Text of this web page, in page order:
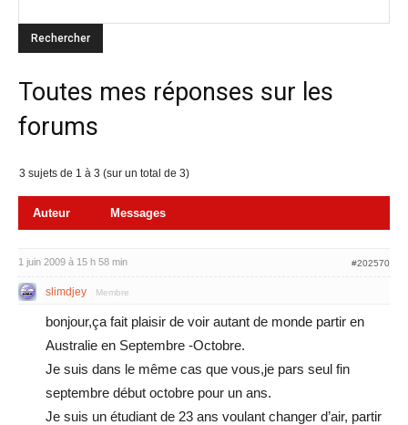
Toutes mes réponses sur les
forums
3 sujets de 1 à 3 (sur un total de 3)
Auteur Messages
1 juin 2009 à 15 h 58 min #202570
slimdjey Membre
bonjour,ça fait plaisir de voir autant de monde partir en
Australie en Septembre -Octobre.
Je suis dans le même cas que vous,je pars seul fin
septembre début octobre pour un ans.
Je suis un étudiant de 23 ans voulant changer d’air, partir